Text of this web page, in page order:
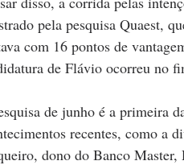
pela pesquisa Quaest,
com 16 pontos de
de Flávio ocorreu no
de junho é a primeira
recentes, como a
dono do Banco Master,